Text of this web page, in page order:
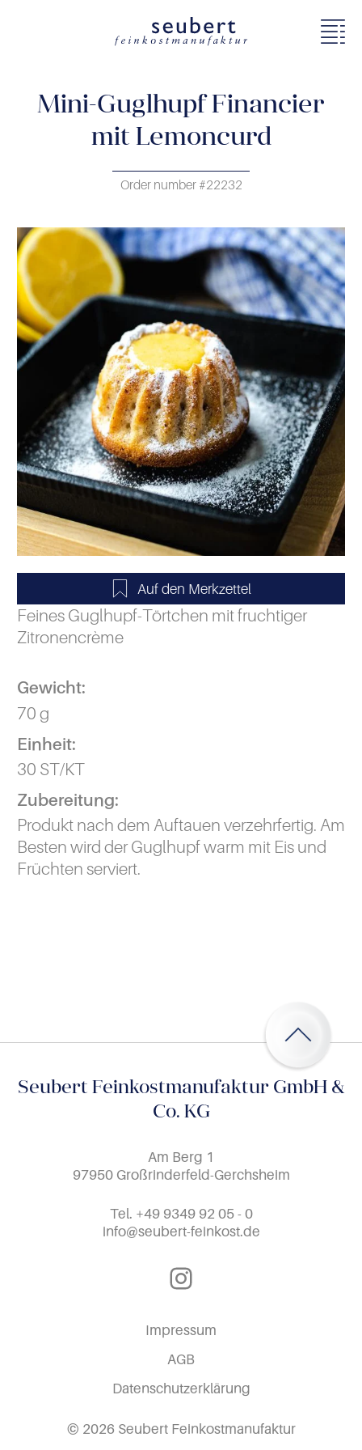
Mini-Guglhupf Financier
mit Lemoncurd
Order number #22232
Feines Guglhupf-Törtchen mit fruchtiger
Zitronencrème
Gewicht:
70 g
Einheit:
30 ST/KT
Zubereitung:
Produkt nach dem Auftauen verzehrfertig. Am
Besten wird der Guglhupf warm mit Eis und
Früchten serviert.
Seubert Feinkostmanufaktur GmbH &
Co. KG
Am Berg 1
97950 Großrinderfeld-Gerchsheim
Tel. +49 9349 92 05 - 0
info@seubert-feinkost.de
Impressum
AGB
Datenschutzerklärung
© 2026 Seubert Feinkostmanufaktur